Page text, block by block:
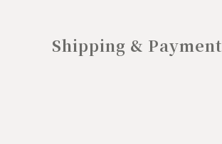
Shipping & Payment